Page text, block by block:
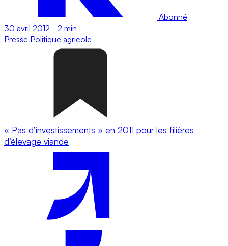
Abonné
30 avril 2012 - 2 min
Presse Politique agricole
« Pas d’investissements » en 2011 pour les filières
d’élevage viande